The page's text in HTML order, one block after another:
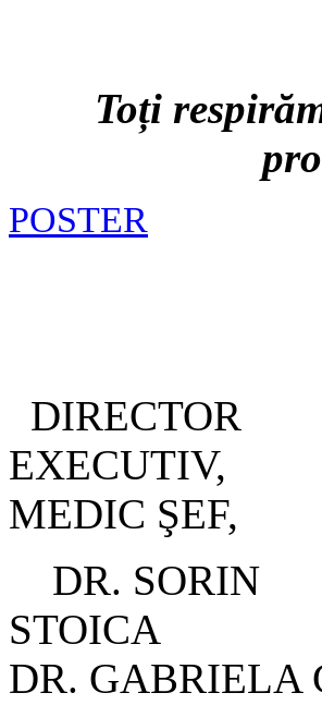
Toți
POSTER
DIRECTOR
MEDIC ŞEF,
DR. SORIN
DR.